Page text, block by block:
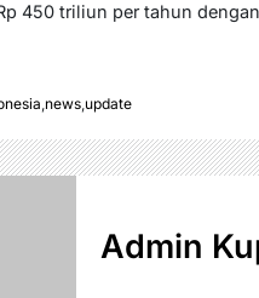
450 triliun per tahun
,news,update
Admin